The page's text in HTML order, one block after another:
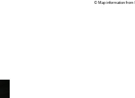
© Map information from